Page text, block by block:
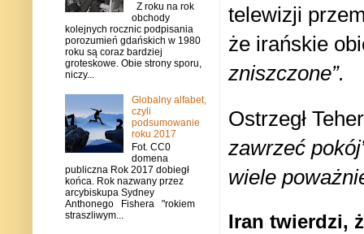
telewizji
że irańskie
zniszczone”.
Ostrzegł
zawrzeć
wiele
Iran twierdzi,
Z roku na rok
obchody
kolejnych rocznic podpisania
porozumień gdańskich w 1980
roku są coraz bardziej
groteskowe. Obie strony sporu,
niczy...
Globalny alfabet,
czyli
podsumowanie
roku 2017
Fot. CC0
domena
publiczna Rok 2017 dobiegł
końca. Rok nazwany przez
arcybiskupa Sydney
Anthonego Fishera "rokiem
straszliwym...